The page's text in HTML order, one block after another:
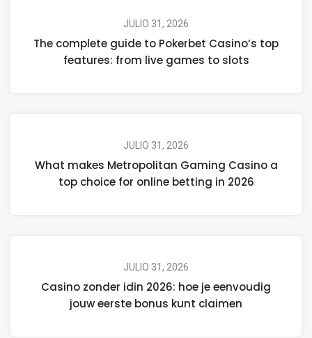
JULIO 31, 2026
The complete guide to Pokerbet Casino’s top
features: from live games to slots
JULIO 31, 2026
What makes Metropolitan Gaming Casino a
top choice for online betting in 2026
JULIO 31, 2026
Casino zonder idin 2026: hoe je eenvoudig
jouw eerste bonus kunt claimen